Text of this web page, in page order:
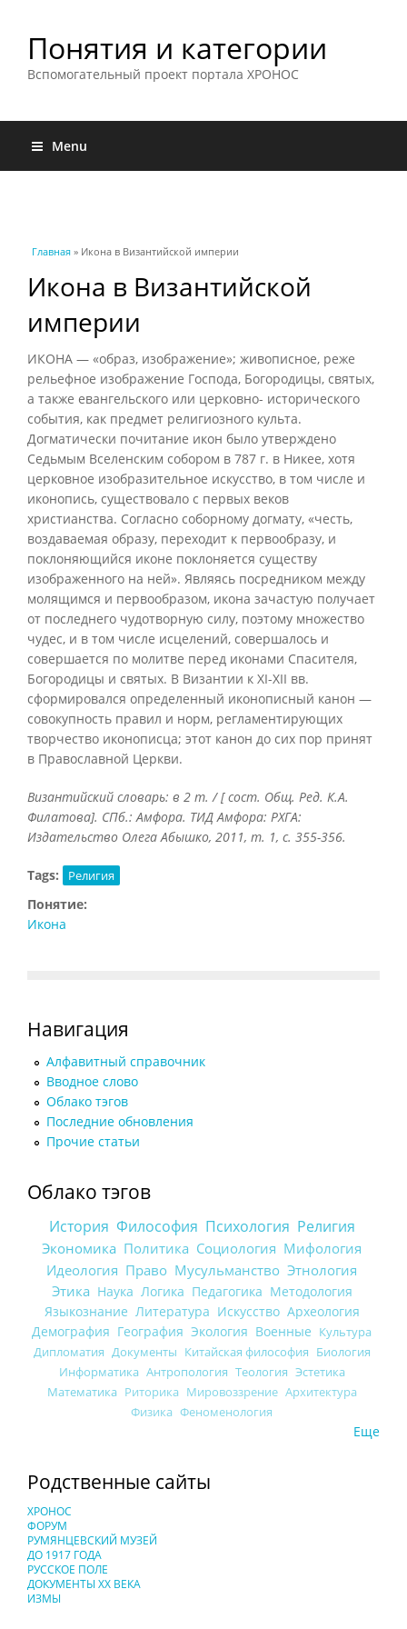
Понятия и категории
Вспомогательный проект портала ХРОНОС
Menu
Вы здесь
Главная » Икона в Византийской империи
Икона в Византийской
империи
ИКОНА — «образ, изображение»; живописное, реже
рельефное изображение Господа, Богородицы, святых,
а также евангельского или церковно- исторического
события, как предмет религиозного культа.
Догматически почитание икон было утверждено
Седьмым Вселенским собором в 787 г. в Никее, хотя
церковное изобразительное искусство, в том числе и
иконопись, существовало с первых веков
христианства. Согласно соборному догмату, «честь,
воздаваемая образу, переходит к первообразу, и
поклоняющийся иконе поклоняется существу
изображенного на ней». Являясь посредником между
молящимся и первообразом, икона зачастую получает
от последнего чудотворную силу, поэтому множество
чудес, и в том числе исцелений, совершалось и
совершается по молитве перед иконами Спасителя,
Богородицы и святых. В Византии к XI-XII вв.
сформировался определенный иконописный канон —
совокупность правил и норм, регламентирующих
творчество иконописца; этот канон до сих пор принят
в Православной Церкви.
Византийский словарь: в 2 т. / [ сост. Общ. Ред. К.А.
Филатова]. СПб.: Амфора. ТИД Амфора: РХГА:
Издательство Олега Абышко, 2011, т. 1, с. 355-356.
Tags: Религия
Понятие:
Икона
Навигация
Алфавитный справочник
Вводное слово
Облако тэгов
Последние обновления
Прочие статьи
Облако тэгов
История Философия Психология Религия
Экономика Политика Социология Мифология
Идеология Право Мусульманство Этнология
Этика Наука Логика Педагогика Методология
Языкознание Литература Искусство Археология
Демография География Экология Военные Культура
Дипломатия Документы Китайская философия Биология
Информатика Антропология Теология Эстетика
Математика Риторика Мировоззрение Архитектура
Физика Феноменология
Еще
Родственные сайты
ХРОНОС
ФОРУМ
РУМЯНЦЕВСКИЙ МУЗЕЙ
ДО 1917 ГОДА
РУССКОЕ ПОЛЕ
ДОКУМЕНТЫ XX ВЕКА
ИЗМЫ